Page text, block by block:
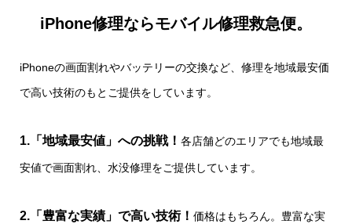
iPhone修理ならモバイル修理救急便。
iPhoneの画面割れやバッテリーの交換など、修理を地域最安価
で高い技術のもとご提供をしています。
1.「地域最安値」への挑戦！ 各店舗どのエリアでも地域最
安値で画面割れ、水没修理をご提供しています。
2.「豊富な実績」で高い技術！ 価格はもちろん。豊富な実